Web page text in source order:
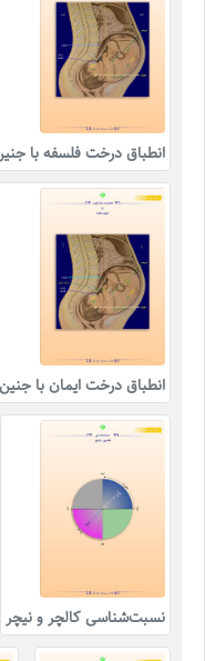
انطباق درخت فلسفه با
انطباق درخت ایمان با
نسبت‌شناسی کالچر و نیچر